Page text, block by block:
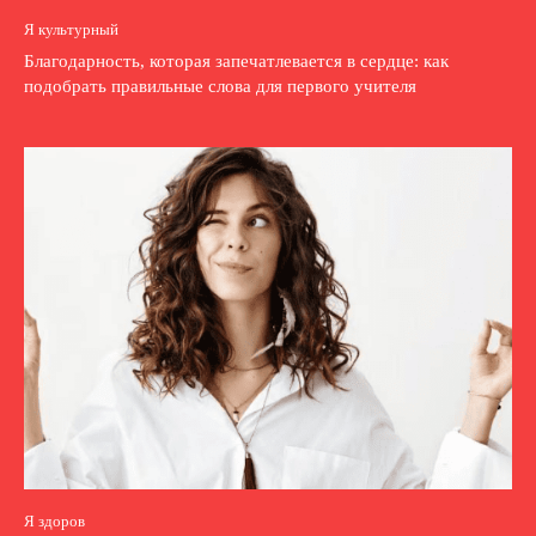
Я культурный
Благодарность, которая запечатлевается в сердце: как
подобрать правильные слова для первого учителя
Я здоров